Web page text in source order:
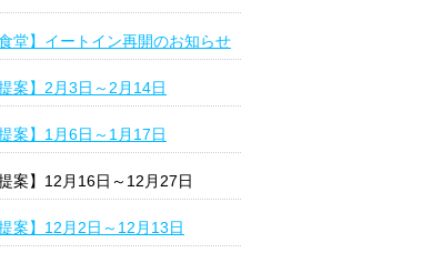
食堂】イートイン再開のお知らせ
提案】2月3日～2月14日
提案】1月6日～1月17日
提案】12月16日～12月27日
提案】12月2日～12月13日